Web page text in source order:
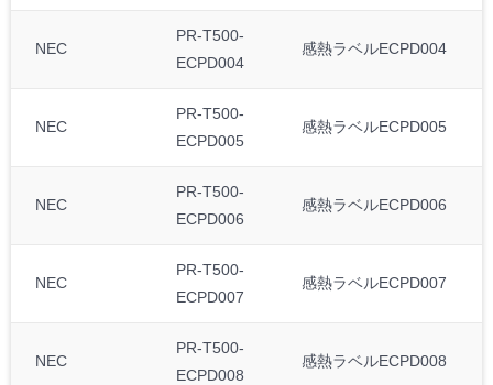
NEC
PR-T500-
ECPD004
感熱ラベルECPD004
NEC
PR-T500-
ECPD005
感熱ラベルECPD005
NEC
PR-T500-
ECPD006
感熱ラベルECPD006
NEC
PR-T500-
ECPD007
感熱ラベルECPD007
NEC
PR-T500-
ECPD008
感熱ラベルECPD008